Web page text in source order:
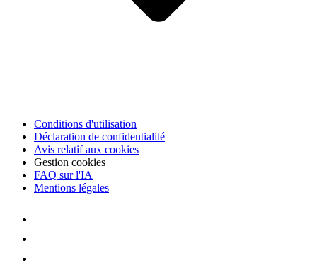
Conditions d'utilisation
Déclaration de confidentialité
Avis relatif aux cookies
Gestion cookies
FAQ sur l'IA
Mentions légales